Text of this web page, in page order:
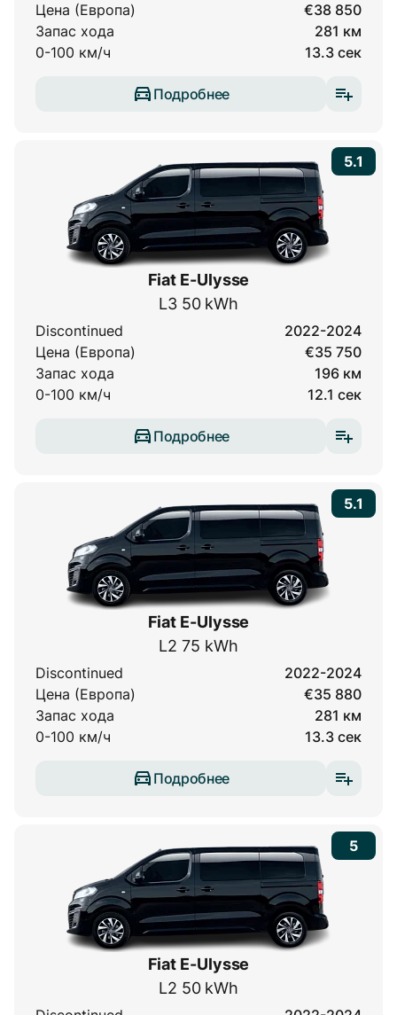
Цена (Европа)
€38 850
Запас хода
281 км
0-100 км/ч
13.3 сек
Подробнее
5.1
Fiat E-Ulysse
L3 50 kWh
Discontinued
2022-2024
Цена (Европа)
€35 750
Запас хода
196 км
0-100 км/ч
12.1 сек
Подробнее
5.1
Fiat E-Ulysse
L2 75 kWh
Discontinued
2022-2024
Цена (Европа)
€35 880
Запас хода
281 км
0-100 км/ч
13.3 сек
Подробнее
5
Fiat E-Ulysse
L2 50 kWh